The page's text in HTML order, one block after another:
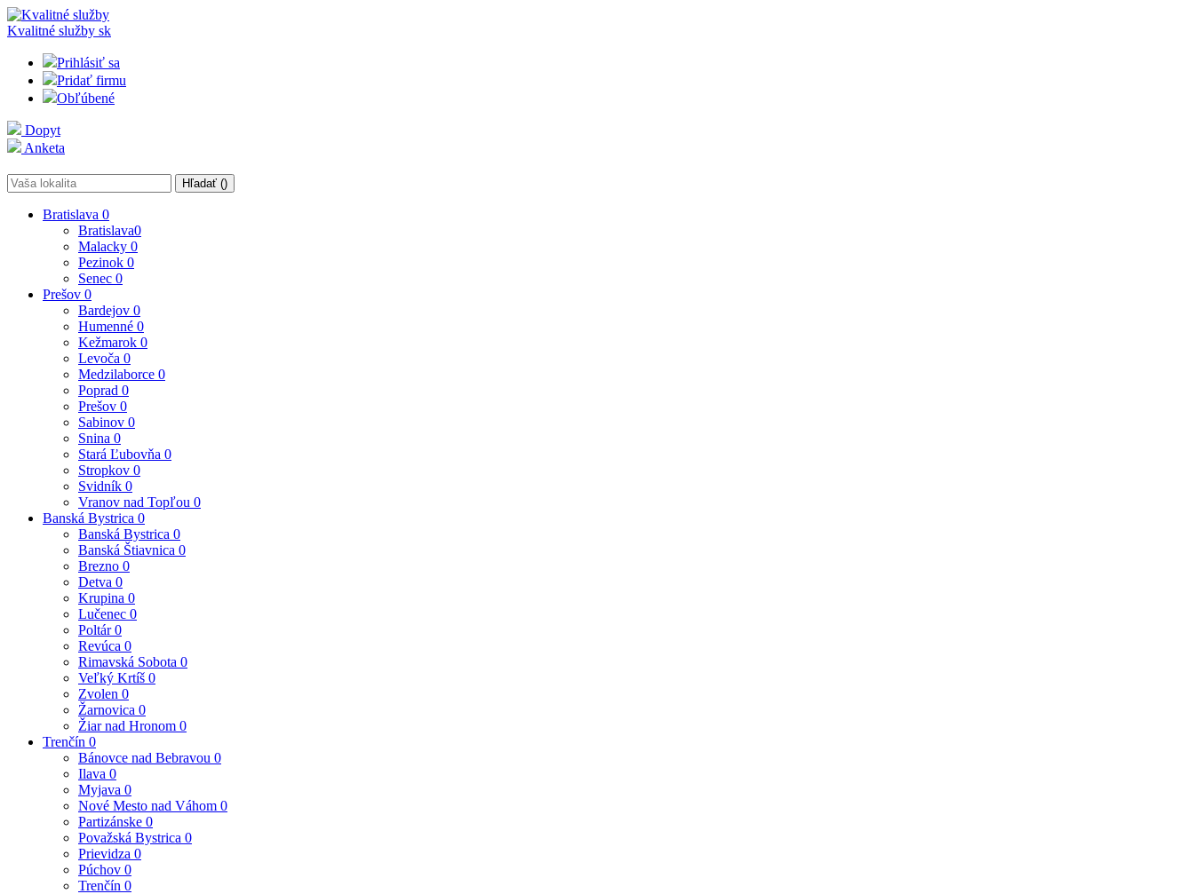
Kvalitné služby sk
Prihlásiť sa
Pridať firmu
Obľúbené
Dopyt
Anketa
Hľadať ()
Bratislava 0
Bratislava0
Malacky 0
Pezinok 0
Senec 0
Prešov 0
Bardejov 0
Humenné 0
Kežmarok 0
Levoča 0
Medzilaborce 0
Poprad 0
Prešov 0
Sabinov 0
Snina 0
Stará Ľubovňa 0
Stropkov 0
Svidník 0
Vranov nad Topľou 0
Banská Bystrica 0
Banská Bystrica 0
Banská Štiavnica 0
Brezno 0
Detva 0
Krupina 0
Lučenec 0
Poltár0
Revúca 0
Rimavská Sobota 0
Veľký Krtíš 0
Zvolen 0
Žarnovica 0
Žiar nad Hronom 0
Trenčín 0
Bánovce nad Bebravou 0
Ilava 0
Myjava 0
Nové Mesto nad Váhom 0
Partizánske 0
Považská Bystrica 0
Prievidza 0
Púchov 0
Trenčín 0